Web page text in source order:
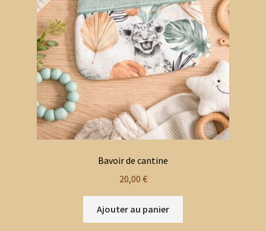
Bavoir de cantine
20,00 €
Ajouter au panier